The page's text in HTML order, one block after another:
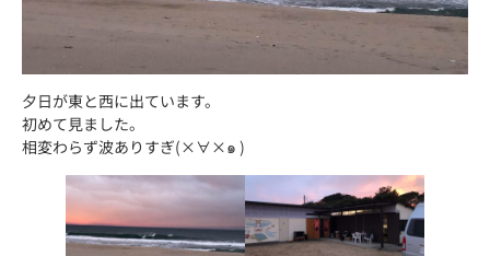
夕日が東と西に出ています。
初めて見ました。
相変わらず波ありすぎ(×∀︎×๑ )